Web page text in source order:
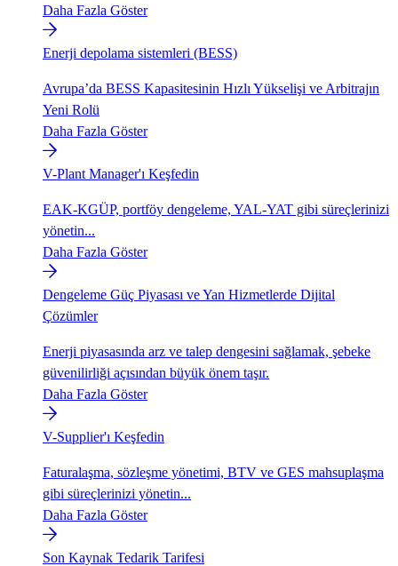
Daha Fazla Göster
Enerji depolama sistemleri (BESS)
Avrupa’da BESS Kapasitesinin Hızlı Yükselişi ve Arbitrajın
Yeni Rolü
Daha Fazla Göster
V-Plant Manager'ı Keşfedin
EAK-KGÜP, portföy dengeleme, YAL-YAT gibi süreçlerinizi
yönetin...
Daha Fazla Göster
Dengeleme Güç Piyasası ve Yan Hizmetlerde Dijital
Çözümler
Enerji piyasasında arz ve talep dengesini sağlamak, şebeke
güvenilirliği açısından büyük önem taşır.
Daha Fazla Göster
V-Supplier'ı Keşfedin
Faturalaşma, sözleşme yönetimi, BTV ve GES mahsuplaşma
gibi süreçlerinizi yönetin...
Daha Fazla Göster
Son Kaynak Tedarik Tarifesi